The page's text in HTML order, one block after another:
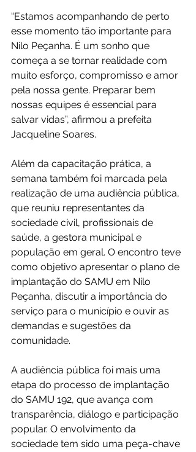
“Estamos acompanhando de perto
esse momento tão importante para
Nilo Peçanha. É um sonho que
começa a se tornar realidade com
muito esforço, compromisso e amor
pela nossa gente. Preparar bem
nossas equipes é essencial para
salvar vidas”, afirmou a prefeita
Jacqueline Soares.
Além da capacitação prática, a
semana também foi marcada pela
realização de uma audiência pública,
que reuniu representantes da
sociedade civil, profissionais de
saúde, a gestora municipal e
população em geral. O encontro teve
como objetivo apresentar o plano de
implantação do SAMU em Nilo
Peçanha, discutir a importância do
serviço para o município e ouvir as
demandas e sugestões da
comunidade.
A audiência pública foi mais uma
etapa do processo de implantação
do SAMU 192, que avança com
transparência, diálogo e participação
popular. O envolvimento da
sociedade tem sido uma peça-chave